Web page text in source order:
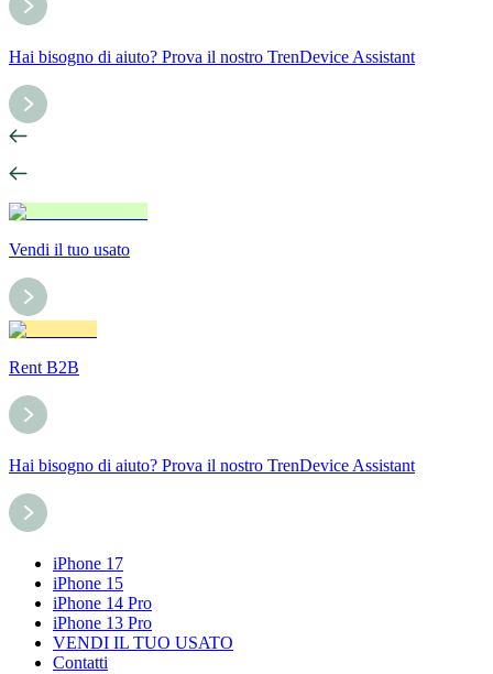
Hai bisogno di aiuto? Prova il nostro TrenDevice Assistant
Vendi il tuo usato
Rent B2B
Hai bisogno di aiuto? Prova il nostro TrenDevice Assistant
iPhone 17
iPhone 15
iPhone 14 Pro
iPhone 13 Pro
VENDI IL TUO USATO
Contatti